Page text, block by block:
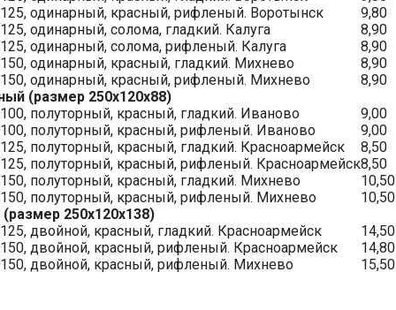
одинарный, красный, рифленый. Воротынск
9,80
одинарный, солома, гладкий. Калуга
8,90
одинарный, солома, рифленый. Калуга
8,90
одинарный, красный, гладкий. Михнево
8,90
одинарный, красный, рифленый. Михнево
8,90
(размер 250х120х88)
полуторный, красный, гладкий. Иваново
9,00
полуторный, красный, рифленый. Иваново
9,00
полуторный, красный, гладкий. Красноармейск
8,50
полуторный, красный, рифленый. Красноармейск8,50
полуторный, красный, гладкий. Михнево
10,50
полуторный, красный, рифленый. Михнево
10,50
250х120х138)
двойной, красный, гладкий. Красноармейск
14,50
двойной, красный, рифленый. Красноармейск
14,80
двойной, красный, рифленый. Михнево
15,50